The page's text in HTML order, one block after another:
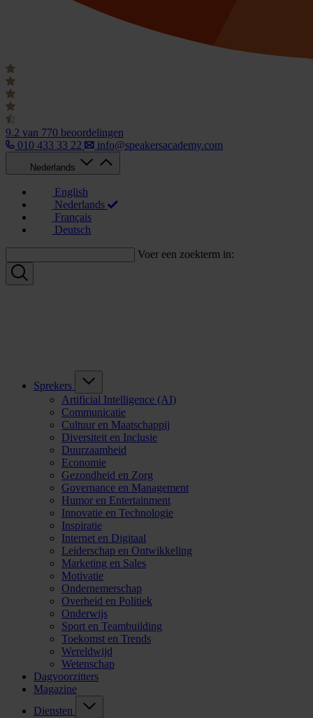
9.2 van 770 beoordelingen
010 433 33 22
info@speakersacademy.com
Nederlands
English
Nederlands
Français
Deutsch
Voer een zoekterm in:
Sprekers
Artificial Intelligence (AI)
Communicatie
Cultuur en Maatschappij
Diversiteit en Inclusie
Duurzaamheid
Economie
Gezondheid en Zorg
Governance en Management
Humor en Entertainment
Innovatie en Technologie
Inspiratie
Internet en Digitaal
Leiderschap en Ontwikkeling
Marketing en Sales
Motivatie
Ondernemerschap
Overheid en Politiek
Onderwijs
Sport en Teambuilding
Toekomst en Trends
Wereldwijd
Wetenschap
Dagvoorzitters
Magazine
Diensten